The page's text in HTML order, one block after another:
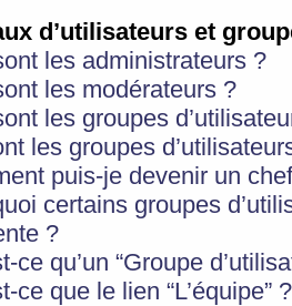
d’utilisateurs et
les administrateurs ?
les modérateurs ?
les groupes
les groupes
puis-je devenir un
certains groupes
?
ce qu’un “Groupe
ce que le lien “L’équipe” ?